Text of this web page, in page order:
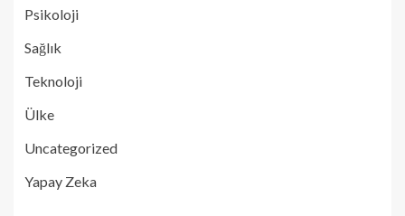
Psikoloji
Sağlık
Teknoloji
Ülke
Uncategorized
Yapay Zeka